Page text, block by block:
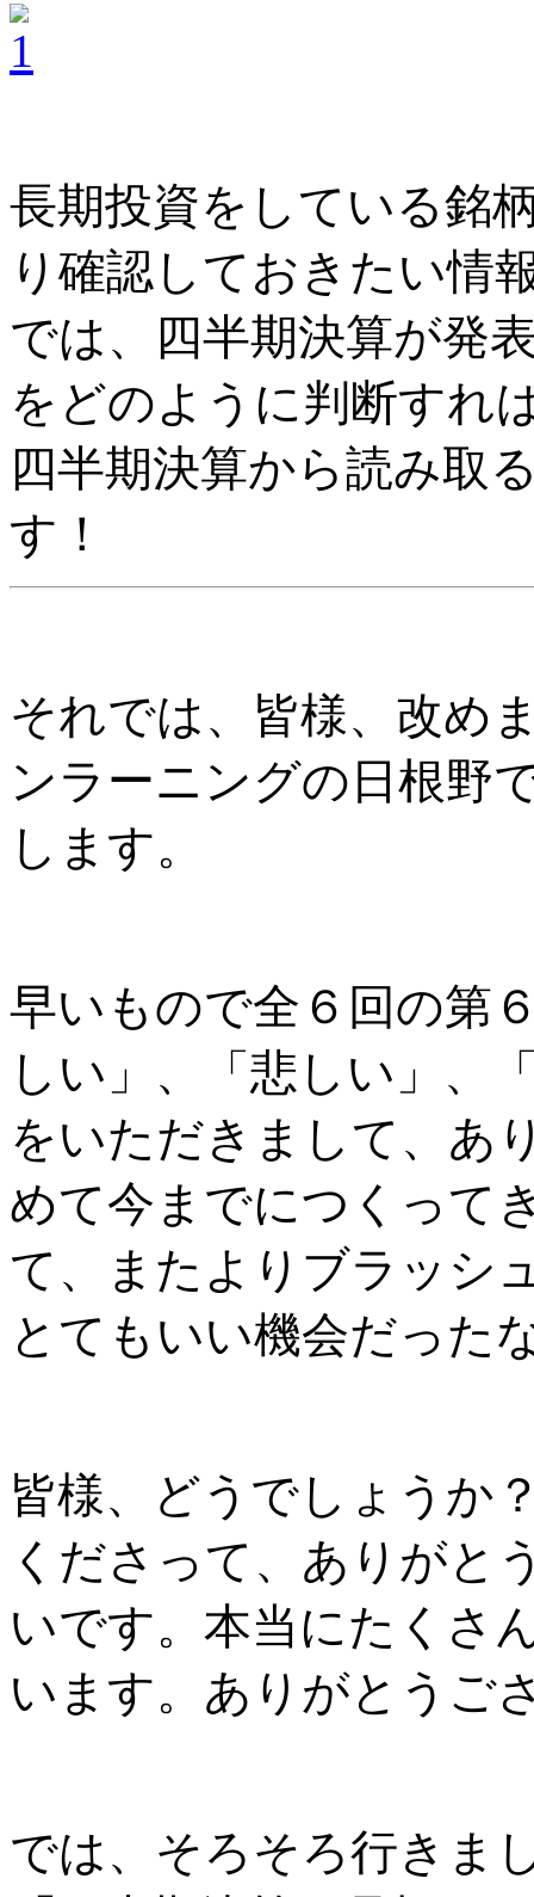
長期投資をしている銘
り確認しておきたい情
では、四半期決算が発
をどのように判断すれ
四半期決算から読み取
す！
それでは、皆様、改め
ンラーニングの日根野
します。
早いもので全６回の第
しい」、「悲しい」、
をいただきまして、あ
めて今までにつくって
て、またよりブラッシ
とてもいい機会だった
皆様、どうでしょうか
くださって、ありがと
いです。本当にたくさ
います。ありがとうご
では、そろそろ行きま